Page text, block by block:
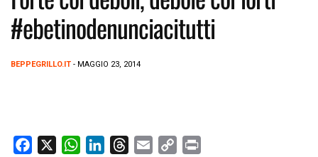
#ebetinodenunciacitutti
BEPPEGRILLO.IT - MAGGIO 23, 2014
W